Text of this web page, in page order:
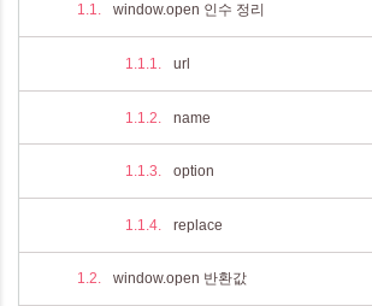
​window.open 인수 정리
url
name
option
replace
window.open 반환값